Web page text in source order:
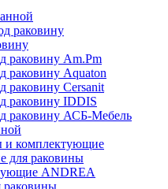
раковину
раковину Am.Pm
раковину Aquaton
раковину Cersanit
раковину IDDIS
раковину АСБ-Мебель
и комплектующие
для раковины
ANDREA